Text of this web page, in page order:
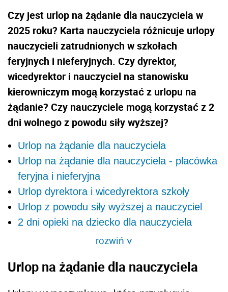
Czy jest urlop na żądanie dla nauczyciela w
2025 roku? Karta nauczyciela różnicuje urlopy
nauczycieli zatrudnionych w szkołach
feryjnych i nieferyjnych. Czy dyrektor,
wicedyrektor i nauczyciel na stanowisku
kierowniczym mogą korzystać z urlopu na
żądanie? Czy nauczyciele mogą korzystać z 2
dni wolnego z powodu siły wyższej?
Urlop na żądanie dla nauczyciela
Urlop na żądanie dla nauczyciela - placówka
feryjna i nieferyjna
Urlop dyrektora i wicedyrektora szkoły
Urlop z powodu siły wyższej a nauczyciel
2 dni opieki na dziecko dla nauczyciela
rozwiń>
Urlop na żądanie dla nauczyciela